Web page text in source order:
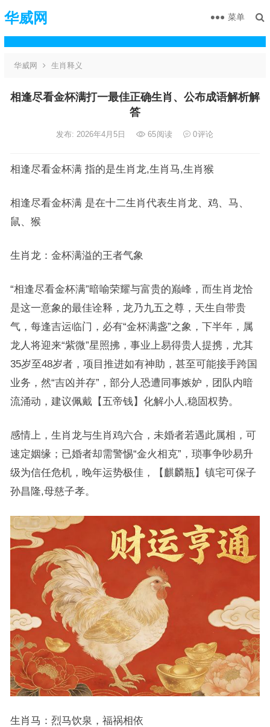
华威网 菜单
华威网 生肖释义
相逢尽看金杯满打一最佳正确生肖、公布成语解析解
答
发布: 2026年4月5日 65阅读 0评论
相逢尽看金杯满 指的是生肖龙,生肖马,生肖猴
相逢尽看金杯满 是在十二生肖代表生肖龙、鸡、马、
鼠、猴
生肖龙：金杯满溢的王者气象
“相逢尽看金杯满”暗喻荣耀与富贵的巅峰，而生肖龙恰
是这一意象的最佳诠释，龙乃九五之尊，天生自带贵
气，每逢吉运临门，必有“金杯满盏”之象，下半年，属
龙人将迎来“紫微”星照拂，事业上易得贵人提携，尤其
35岁至48岁者，项目推进如有神助，甚至可能接手跨国
业务，然“吉凶并存”，部分人恐遭同事嫉妒，团队内暗
流涌动，建议佩戴【五帝钱】化解小人,稳固权势。
感情上，生肖龙与生肖鸡六合，未婚者若遇此属相，可
速定姻缘；已婚者却需警惕“金火相克”，琐事争吵易升
级为信任危机，晚年运势极佳，【麒麟瓶】镇宅可保子
孙昌隆,母慈子孝。
生肖马：烈马饮泉，福祸相依